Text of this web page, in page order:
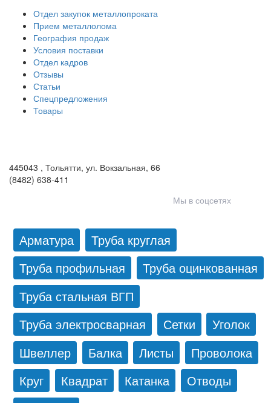
Отдел закупок металлопроката
Прием металлолома
География продаж
Условия поставки
Отдел кадров
Отзывы
Статьи
Спецпредложения
Товары
445043 , Тольятти, ул. Вокзальная, 66
(8482) 638-411
Мы в соцсетях
Арматура
Труба круглая
Труба профильная
Труба оцинкованная
Труба стальная ВГП
Труба электросварная
Сетки
Уголок
Швеллер
Балка Листы
Проволока
Круг
Квадрат Катанка
Отводы